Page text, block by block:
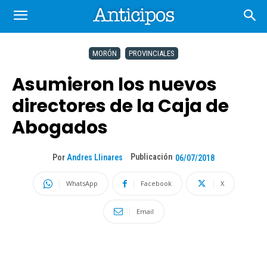
MORÓN PROVINCIALES
Asumieron los nuevos
directores de la Caja de
Abogados
Por Andres Llinares Publicación 06/07/2018
WhatsApp Facebook X
Email